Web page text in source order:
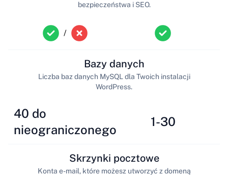
/
bezpieczeństwa i SEO.
40 do
nieograniczonego
Bazy danych
Liczba baz danych MySQL dla Twoich instalacji
WordPress.
1-30
Skrzynki pocztowe
Konta e-mail, które możesz utworzyć z domeną